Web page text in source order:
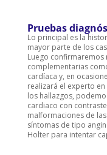
Pruebas
Lo principal es la
mayor parte de los
Luego confirmaremos
complementarias
cardíaca y, en
realizará el experto en
los hallazgos,
cardiaco con
malformaciones de
síntomas de tipo
Holter para intentar